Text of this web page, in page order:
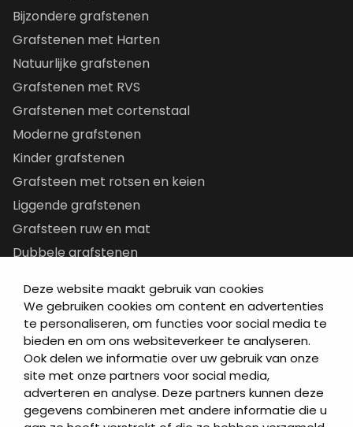
Deze website maakt gebruik van cookies
We gebruiken cookies om content en advertenties
te personaliseren, om functies voor social media te
bieden en om ons websiteverkeer te analyseren.
Ook delen we informatie over uw gebruik van onze
site met onze partners voor social media,
adverteren en analyse. Deze partners kunnen deze
gegevens combineren met andere informatie die u
Bijzondere grafstenen
Grafstenen met Harten
Natuurlijke grafstenen
Grafstenen met RVS
Grafstenen met cortenstaal
Moderne grafstenen
Kinder grafstenen
Grafsteen met rotsen en keien
Liggende grafstenen
Grafsteen ruw en mat
Dubbele grafstenen
Letterplaten
Grafzerken kopen
Direct naar
Grafstenen
As artikelen